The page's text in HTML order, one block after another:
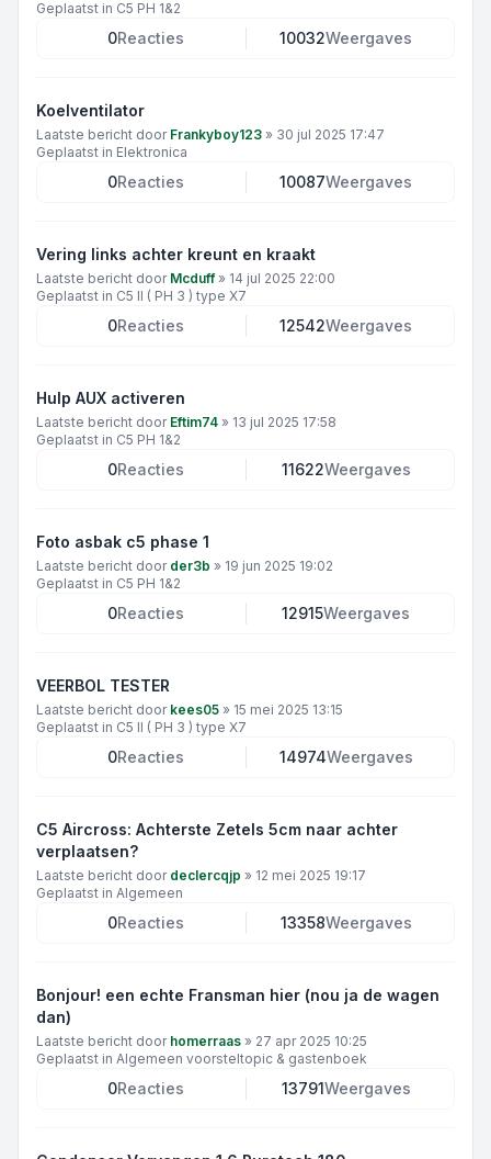
Geplaatst in C5 PH 1&2
0Reacties 10032Weergaves
Koelventilator
Laatste bericht door Frankyboy123 » 30 jul 2025 17:47
Geplaatst in Elektronica
0Reacties 10087Weergaves
Vering links achter kreunt en kraakt
Laatste bericht door Mcduff» 14 jul 2025 22:00
Geplaatst in C5 II ( PH 3 ) type X7
0Reacties 12542Weergaves
Hulp AUX activeren
Laatste bericht door Eftim74 » 13 jul 2025 17:58
Geplaatst in C5 PH 1&2
0Reacties 11622Weergaves
Foto asbak c5 phase 1
Laatste bericht door der3b » 19 jun 2025 19:02
Geplaatst in C5 PH 1&2
0Reacties 12915Weergaves
VEERBOL TESTER
Laatste bericht door kees05 » 15 mei 2025 13:15
Geplaatst in C5 II ( PH 3 ) type X7
0Reacties 14974Weergaves
C5 Aircross: Achterste Zetels 5cm naar achter
verplaatsen?
Laatste bericht door declercqjp » 12 mei 2025 19:17
Geplaatst in Algemeen
0Reacties 13358Weergaves
Bonjour! een echte Fransman hier (nou ja de wagen
dan)
Laatste bericht door homerraas » 27 apr 2025 10:25
Geplaatst in Algemeen voorsteltopic & gastenboek
0Reacties 13791Weergaves